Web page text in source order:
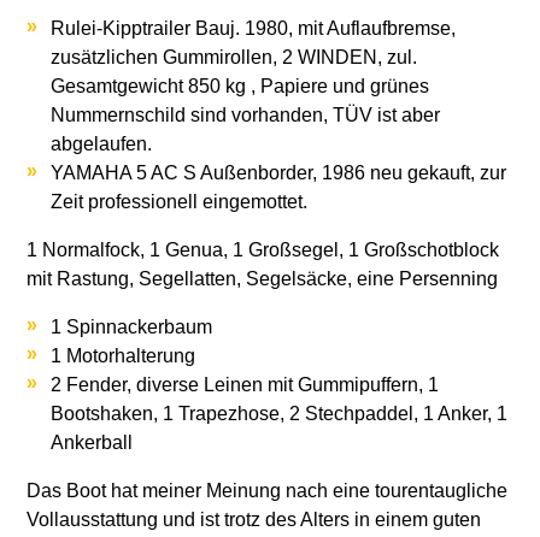
Rulei-Kipptrailer Bauj. 1980, mit Auflaufbremse,
zusätzlichen Gummirollen, 2 WINDEN, zul.
Gesamtgewicht 850 kg , Papiere und grünes
Nummernschild sind vorhanden, TÜV ist aber
abgelaufen.
YAMAHA 5 AC S Außenborder, 1986 neu gekauft, zur
Zeit professionell eingemottet.
1 Normalfock, 1 Genua, 1 Großsegel, 1 Großschotblock
mit Rastung, Segellatten, Segelsäcke, eine Persenning
1 Spinnackerbaum
1 Motorhalterung
2 Fender, diverse Leinen mit Gummipuffern, 1
Bootshaken, 1 Trapezhose, 2 Stechpaddel, 1 Anker, 1
Ankerball
Das Boot hat meiner Meinung nach eine tourentaugliche
Vollausstattung und ist trotz des Alters in einem guten